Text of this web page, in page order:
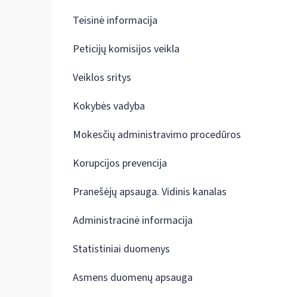
Teisinė informacija
Peticijų komisijos veikla
Veiklos sritys
Kokybės vadyba
Mokesčių administravimo procedūros
Korupcijos prevencija
Pranešėjų apsauga. Vidinis kanalas
Administracinė informacija
Statistiniai duomenys
Asmens duomenų apsauga